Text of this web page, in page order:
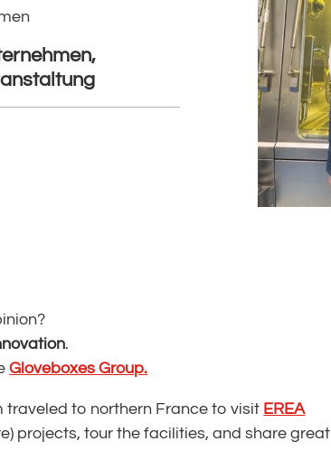
.
Gloveboxes Group.
to northern France to visit EREA
projects, tour the facilities, and share great